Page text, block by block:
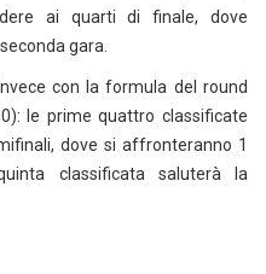
ai quarti di finale, dove
gara.
con la formula del round
le prime quattro classificate
dove si affronteranno 1
classificata saluterà la